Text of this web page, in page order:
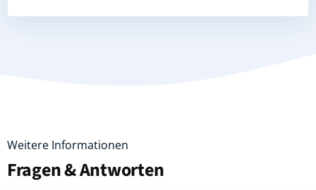
Weitere Informationen
Fragen & Antworten